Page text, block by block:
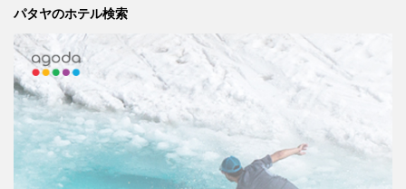
パタヤのホテル検索